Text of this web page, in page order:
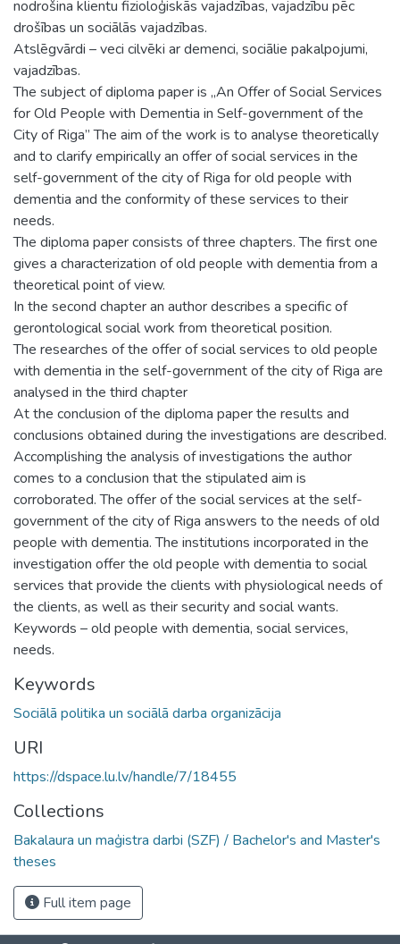
nodrošina klientu fizioloģiskās vajadzības, vajadzību pēc
drošības un sociālās vajadzības.
Atslēgvārdi – veci cilvēki ar demenci, sociālie pakalpojumi,
vajadzības.
The subject of diploma paper is „An Offer of Social Services
for Old People with Dementia in Self-government of the
City of Riga” The aim of the work is to analyse theoretically
and to clarify empirically an offer of social services in the
self-government of the city of Riga for old people with
dementia and the conformity of these services to their
needs.
The diploma paper consists of three chapters. The first one
gives a characterization of old people with dementia from a
theoretical point of view.
In the second chapter an author describes a specific of
gerontological social work from theoretical position.
The researches of the offer of social services to old people
with dementia in the self-government of the city of Riga are
analysed in the third chapter
At the conclusion of the diploma paper the results and
conclusions obtained during the investigations are described.
Accomplishing the analysis of investigations the author
comes to a conclusion that the stipulated aim is
corroborated. The offer of the social services at the self-
government of the city of Riga answers to the needs of old
people with dementia. The institutions incorporated in the
investigation offer the old people with dementia to social
services that provide the clients with physiological needs of
the clients, as well as their security and social wants.
Keywords – old people with dementia, social services,
needs.
Keywords
Sociālā politika un sociālā darba organizācija
URI
https://dspace.lu.lv/handle/7/18455
Collections
Bakalaura un maģistra darbi (SZF) / Bachelor's and Master's
theses
Full item page